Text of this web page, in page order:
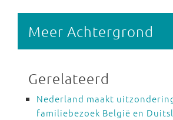
Meer Achtergrond
Gerelateerd
Nederland maakt
familiebezoek België en